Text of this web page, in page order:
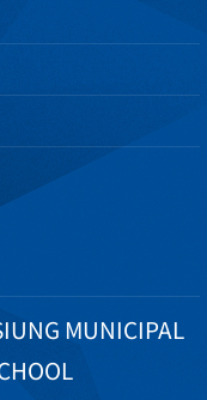
MUNICIPAL